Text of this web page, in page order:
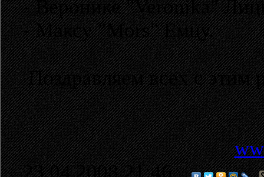
- Веронике "Veronika"
- Максу "Mors" Емцу.
Поздравляем всех с
23.04.2008 21:46